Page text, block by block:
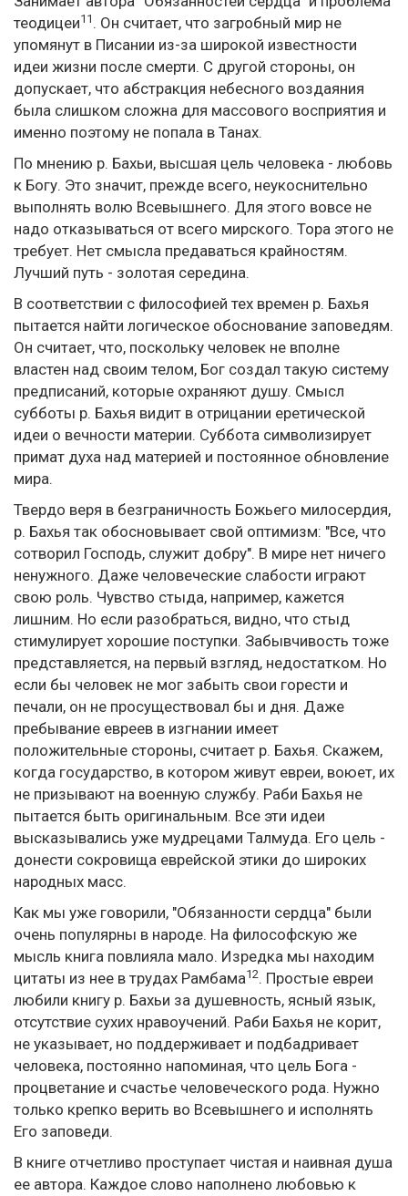
теодицеи11 . Он считает, что загробный мир не
упомянут в Писании из-за широкой известности
идеи жизни после смерти. С другой стороны, он
допускает, что абстракция небесного воздаяния
была слишком сложна для массового восприятия и
именно поэтому не попала в Танах.
По мнению р. Бахьи, высшая цель человека - любовь
к Богу. Это значит, прежде всего, неукоснительно
выполнять волю Всевышнего. Для этого вовсе не
надо отказываться от всего мирского. Тора этого не
требует. Нет смысла предаваться крайностям.
Лучший путь - золотая середина.
В соответствии с философией тех времен р. Бахья
пытается найти логическое обоснование заповедям.
Он считает, что, поскольку человек не вполне
властен над своим телом, Бог создал такую систему
предписаний, которые охраняют душу. Смысл
субботы р. Бахья видит в отрицании еретической
идеи о вечности материи. Суббота символизирует
примат духа над материей и постоянное обновление
мира.
Твердо веря в безграничность Божьего милосердия,
р. Бахья так обосновывает свой оптимизм: "Все, что
сотворил Господь, служит добру". В мире нет ничего
ненужного. Даже человеческие слабости играют
свою роль. Чувство стыда, например, кажется
лишним. Но если разобраться, видно, что стыд
стимулирует хорошие поступки. Забывчивость тоже
представляется, на первый взгляд, недостатком. Но
если бы человек не мог забыть свои горести и
печали, он не просуществовал бы и дня. Даже
пребывание евреев в изгнании имеет
положительные стороны, считает р. Бахья. Скажем,
когда государство, в котором живут евреи, воюет, их
не призывают на военную службу. Раби Бахья не
пытается быть оригинальным. Все эти идеи
высказывались уже мудрецами Талмуда. Его цель -
донести сокровища еврейской этики до широких
народных масс.
Как мы уже говорили, "Обязанности сердца" были
очень популярны в народе. На философскую же
мысль книга повлияла мало. Изредка мы находим
цитаты из нее в трудах Рамбама12. Простые евреи
любили книгу р. Бахьи за душевность, ясный язык,
отсутствие сухих нравоучений. Раби Бахья не корит,
не указывает, но поддерживает и подбадривает
человека, постоянно напоминая, что цель Бога -
процветание и счастье человеческого рода. Нужно
только крепко верить во Всевышнего и исполнять
Его заповеди.
В книге отчетливо проступает чистая и наивная душа
ее автора. Каждое слово наполнено любовью к